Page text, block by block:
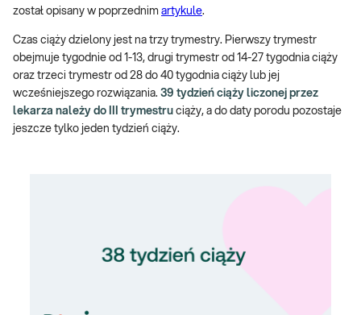
został opisany w poprzednim artykule.
Czas ciąży dzielony jest na trzy trymestry. Pierwszy trymestr
obejmuje tygodnie od 1-13, drugi trymestr od 14-27 tygodnia ciąży
oraz trzeci trymestr od 28 do 40 tygodnia ciąży lub jej
wcześniejszego rozwiązania. 39 tydzień ciąży liczonej przez
lekarza należy do III trymestru ciąży, a do daty porodu pozostaje
jeszcze tylko jeden tydzień ciąży.